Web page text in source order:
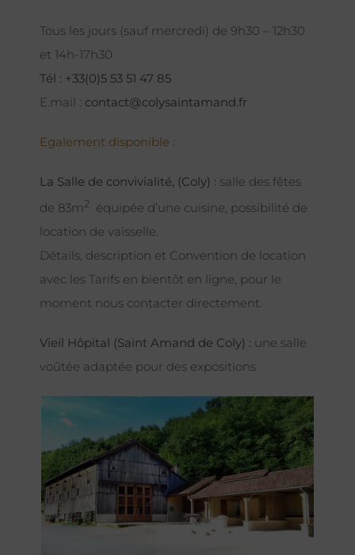
Tous les jours (sauf mercredi) de 9h30 – 12h30
et 14h-17h30
Tél : +33(0)5 53 51 47 85
E.mail : contact@colysaintamand.fr
Egalement disponible :
La Salle de convivialité, (Coly) : salle des fêtes
de 83m2
équipée d’une cuisine, possibilité de
location de vaisselle.
Détails, description et Convention de location
avec les Tarifs en bientôt en ligne, pour le
moment nous contacter directement.
Vieil Hôpital (Saint Amand de Coly) : une salle
voûtée adaptée pour des expositions